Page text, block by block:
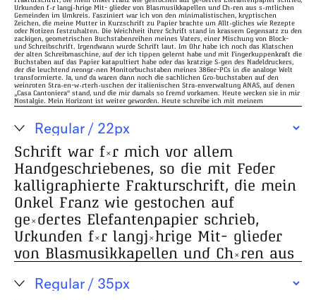
Urkunden für langjährige Mit- glieder von Blasmusikkapellen und Chören aus sämtlichen
Gemeinden im Umkreis. Fasziniert war ich von den minimalistischen, kryptischen
Zeichen, die meine Mutter in Kurzschrift zu Papier brachte um Alltägliches wie Rezepte
oder Notizen festzuhalten. Die Weichheit ihrer Schrift stand in krassem Gegensatz zu den
zackigen, geometrischen Buchstabenreihen meines Vaters, einer Mischung von Block-
und Schreibschrift. Irgendwann wurde Schrift laut. Im Ohr habe ich noch das Klatschen
der alten Schreibmaschine, auf der ich tippen gelernt habe und mit Fingerkuppenkraft die
Buchstaben auf das Papier katapultiert habe oder das kratzige Sägen des Nadeldruckers,
der die leuchtend neongrünen Monitorbuchstaben meines 386er-PCs in die analoge Welt
transformierte. Ja, und da waren dann noch die sachlichen Großbuchstaben auf den
weinroten Straßen-wärterhäuschen der italienischen Straßenverwaltung ANAS, auf denen
„Casa Cantoniera“ stand, und die mir damals so fremd vorkamen. Heute wecken sie in mir
Nostalgie. Mein Horizont ist weiter geworden. Heute schreibe ich mit meinem
Lenkdrachen schriftzeichenähnliche Figuren in den Himmel.
Schrift war für mich vor allem
Handgeschriebenes, so die mit Feder
kalligraphierte Frakturschrift, die mein
Onkel Franz wie gestochen auf
geädertes Elefantenpapier schrieb,
Urkunden für langjährige Mit- glieder
von Blasmusikkapellen und Chören aus
Fasziniert war ich von den